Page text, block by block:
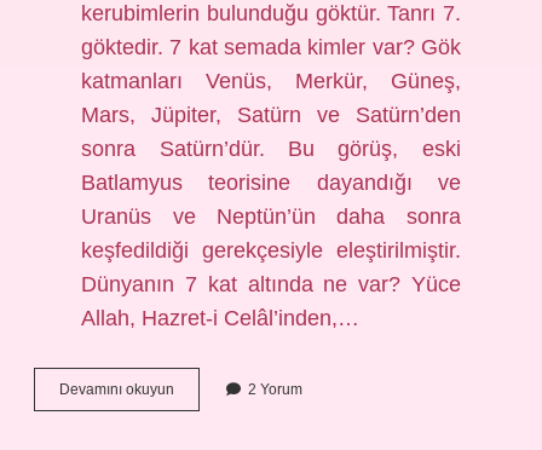
kerubimlerin bulunduğu göktür. Tanrı 7.
göktedir. 7 kat semada kimler var? Gök
katmanları Venüs, Merkür, Güneş,
Mars, Jüpiter, Satürn ve Satürn’den
sonra Satürn’dür. Bu görüş, eski
Batlamyus teorisine dayandığı ve
Uranüs ve Neptün’ün daha sonra
keşfedildiği gerekçesiyle eleştirilmiştir.
Dünyanın 7 kat altında ne var? Yüce
Allah, Hazret-i Celâl’inden,…
Devamını okuyun
7
2 Yorum